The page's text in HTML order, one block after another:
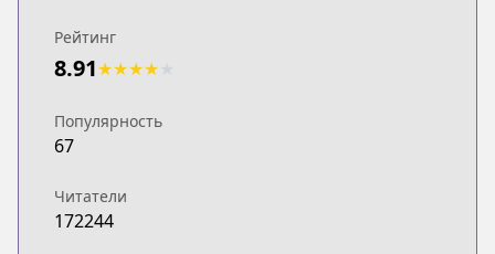
Naver Series
Naver Series
https://series.naver.com/comic/
Lezhin
ComicWalker
ComicWalker
Рейтинг
8.91★★★★
Популярность
67
Читатели
172244